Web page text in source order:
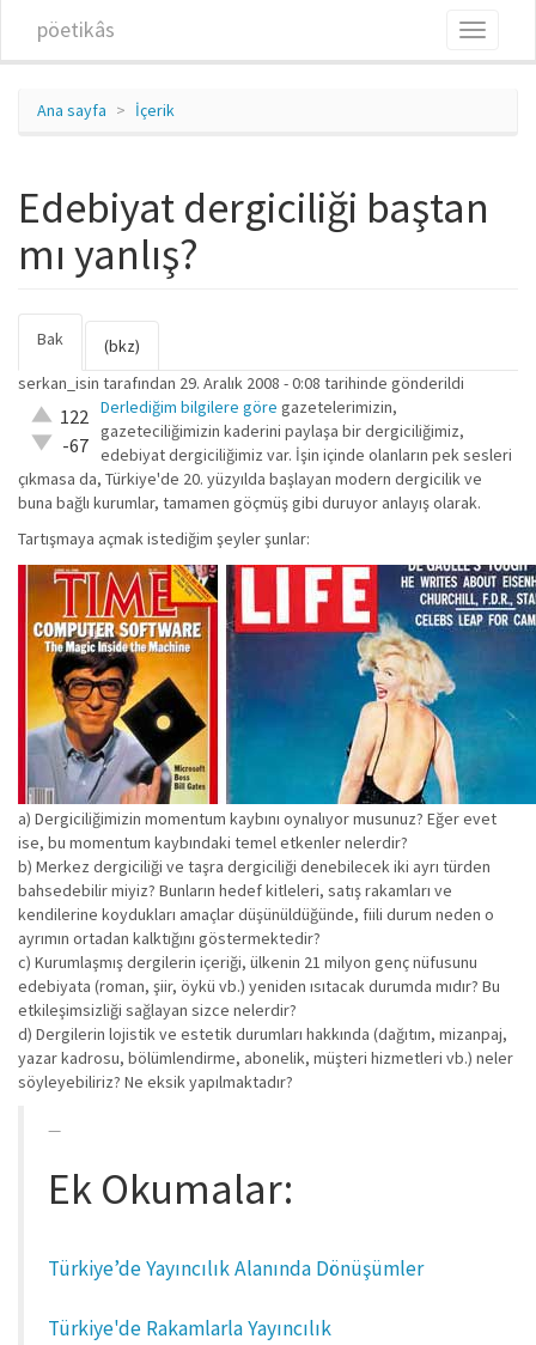
pöetikâs
Toggle
Ana sayfa İçerik
Edebiyat dergiciliği baştan
mı yanlış?
Birincil sekmeler
Bak
sekme)
(bkz)
serkan_isin tarafından 29. Aralık 2008 - 0:08 tarihinde gönderildi
Çok iyi!
122
O kadar
-67
Derlediğim bilgilere göre gazetelerimizin,
gazeteciliğimizin kaderini paylaşa bir dergiciliğimiz,
edebiyat dergiciliğimiz var. İşin içinde olanların pek sesleri
çıkmasa da, Türkiye'de 20. yüzyılda başlayan modern dergicilik ve
buna bağlı kurumlar, tamamen göçmüş gibi duruyor anlayış olarak.
Tartışmaya açmak istediğim şeyler şunlar:
a) Dergiciliğimizin momentum kaybını oynalıyor musunuz? Eğer evet
ise, bu momentum kaybındaki temel etkenler nelerdir?
b) Merkez dergiciliği ve taşra dergiciliği denebilecek iki ayrı türden
bahsedebilir miyiz? Bunların hedef kitleleri, satış rakamları ve
kendilerine koydukları amaçlar düşünüldüğünde, fiili durum neden o
ayrımın ortadan kalktığını göstermektedir?
c) Kurumlaşmış dergilerin içeriği, ülkenin 21 milyon genç nüfusunu
edebiyata (roman, şiir, öykü vb.) yeniden ısıtacak durumda mıdır? Bu
etkileşimsizliği sağlayan sizce nelerdir?
d) Dergilerin lojistik ve estetik durumları hakkında (dağıtım, mizanpaj,
yazar kadrosu, bölümlendirme, abonelik, müşteri hizmetleri vb.) neler
söyleyebiliriz? Ne eksik yapılmaktadır?
Ek Okumalar:
Türkiye’de Yayıncılık Alanında Dönüşümler
Türkiye'de Rakamlarla Yayıncılık